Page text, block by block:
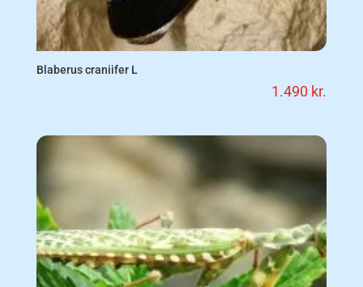
Blaberus craniifer L
1.490 kr.